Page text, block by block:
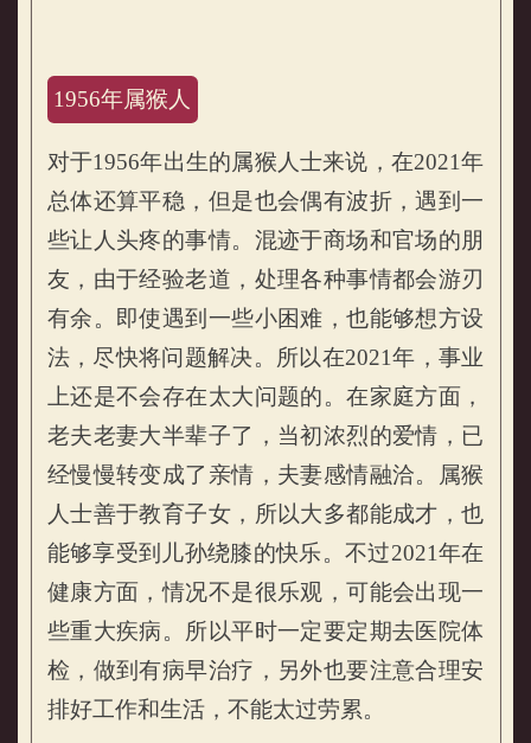
不同年份属猴人2021年运程
1956年属猴人
对于1956年出生的属猴人士来说，在2021年
总体还算平稳，但是也会偶有波折，遇到一
些让人头疼的事情。混迹于商场和官场的朋
友，由于经验老道，处理各种事情都会游刃
有余。即使遇到一些小困难，也能够想方设
法，尽快将问题解决。所以在2021年，事业
上还是不会存在太大问题的。在家庭方面，
老夫老妻大半辈子了，当初浓烈的爱情，已
经慢慢转变成了亲情，夫妻感情融洽。属猴
人士善于教育子女，所以大多都能成才，也
能够享受到儿孙绕膝的快乐。不过2021年在
健康方面，情况不是很乐观，可能会出现一
些重大疾病。所以平时一定要定期去医院体
检，做到有病早治疗，另外也要注意合理安
排好工作和生活，不能太过劳累。